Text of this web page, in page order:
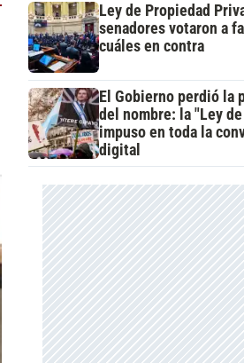
Ley de Propiedad
senadores votaron a
cuáles en contra
El Gobierno perdió la
del nombre: la "Ley
impuso en toda la
digital